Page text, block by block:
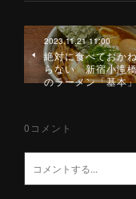
2023.11.21 11:00
絶対に食べておか
らない 新宿小滝
のラーメン「基本
0 コメント